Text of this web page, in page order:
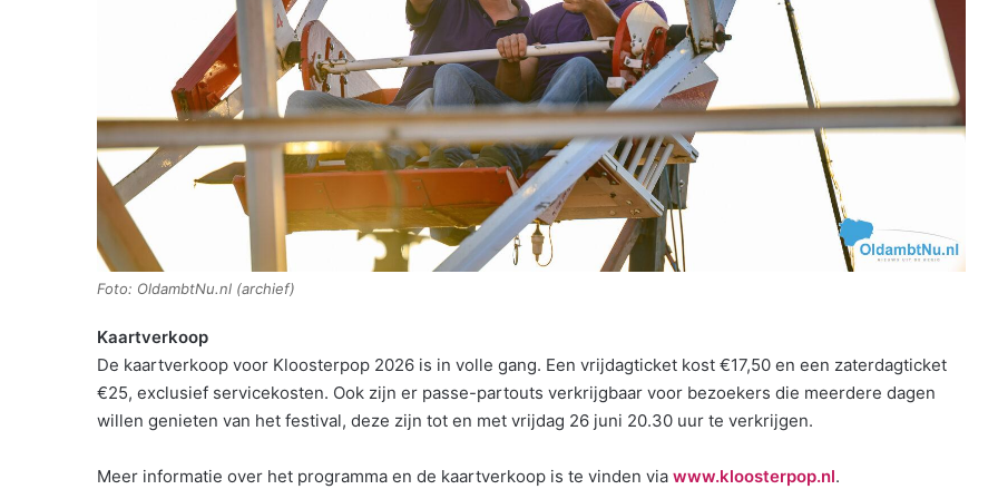
Foto: OldambtNu.nl (archief)
Kaartverkoop
De kaartverkoop voor Kloosterpop 2026 is in volle gang. Een vrijdagticket kost €17,50 en een zaterdagticket
€25, exclusief servicekosten. Ook zijn er passe-partouts verkrijgbaar voor bezoekers die meerdere dagen
willen genieten van het festival, deze zijn tot en met vrijdag 26 juni 20.30 uur te verkrijgen.
Meer informatie over het programma en de kaartverkoop is te vinden via www.kloosterpop.nl.